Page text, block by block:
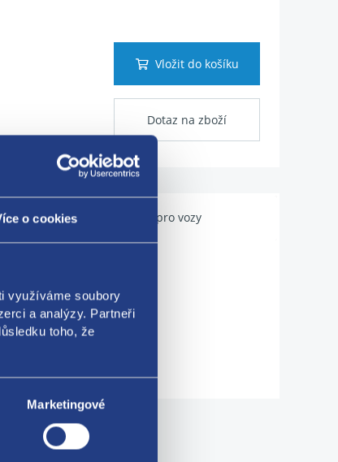
o cookies
využíváme soubory
a analýzy. Partneři
toho, že
Marketingové
Vložit do košíku
Dotaz na zboží
Použitelné pro vozy